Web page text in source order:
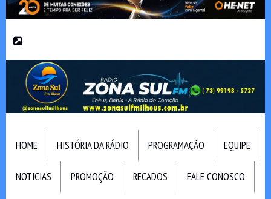
HOME HISTÓRIA DA RÁDIO PROGRAMAÇÃO EQUIPE
NOTICIAS PROMOÇÃO RECADOS FALE CONOSCO